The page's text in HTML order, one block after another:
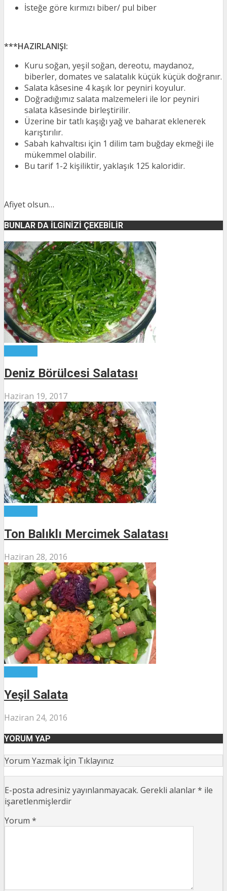
İsteğe göre kırmızı biber/ pul biber
***HAZIRLANIŞI:
Kuru soğan, yeşil soğan, dereotu, maydanoz,
biberler, domates ve salatalık küçük küçük doğranır.
Salata kâsesine 4 kaşık lor peyniri koyulur.
Doğradığımız salata malzemeleri ile lor peyniri
salata kâsesinde birleştirilir.
Üzerine bir tatlı kaşığı yağ ve baharat eklenerek
karıştırılır.
Sabah kahvaltısı için 1 dilim tam buğday ekmeği ile
mükemmel olabilir.
Bu tarif 1-2 kişiliktir, yaklaşık 125 kaloridir.
Afiyet olsun…
BUNLAR DA İLGINIZI ÇEKEBILIR
Deniz Börülcesi Salatası
Haziran 19, 2017
Ton Balıklı Mercimek Salatası
Haziran 28, 2016
Yeşil Salata
Haziran 24, 2016
YORUM YAP
Yorum Yazmak İçin Tıklayınız
E-posta adresiniz yayınlanmayacak. Gerekli alanlar* ile
işaretlenmişlerdir
Yorum *